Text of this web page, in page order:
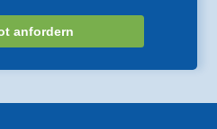
anfordern